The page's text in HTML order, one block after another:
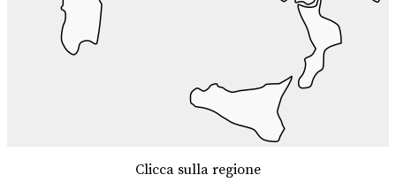
Clicca sulla regione